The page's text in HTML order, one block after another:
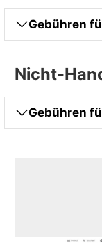
Gebühren
Nicht-
Gebühren